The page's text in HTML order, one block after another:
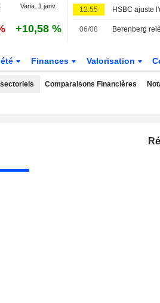
Varia. 1 janv.
+10,58 %
12:55
06/08
Finances Valorisation
Comparaisons Financières